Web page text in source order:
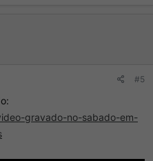
#5
gravado-no-sabado-em-